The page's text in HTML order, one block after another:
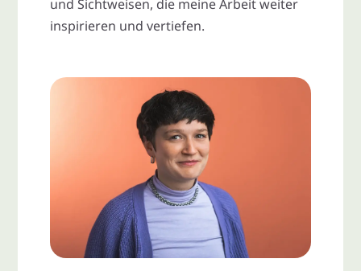
und Sichtweisen, die meine Arbeit weiter
inspirieren und vertiefen.